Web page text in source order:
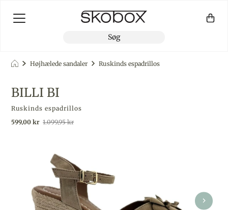
Højhælede sandaler Ruskinds espadrillos
BILLI BI
Ruskinds espadrillos
599,00 kr 1.099,95 kr